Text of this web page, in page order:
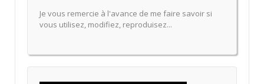
Je vous remercie à l'avance de me faire savoir si
vous utilisez, modifiez, reproduisez...